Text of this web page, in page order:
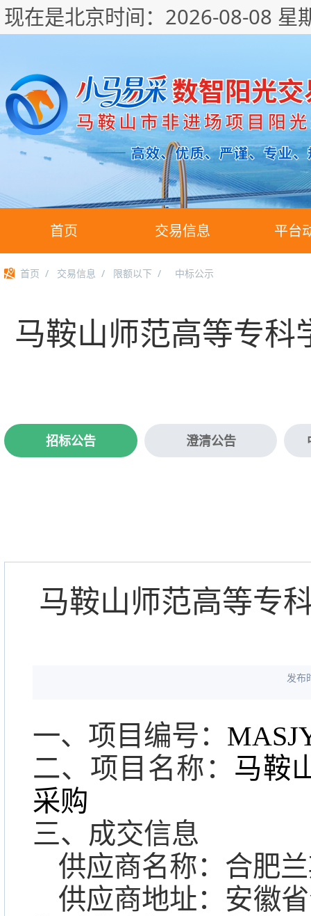
现在是北京时间： 2026-08-08 星
首页 交易信息 平台
首页 / 交易信息 / 限额以下 / 中标公示
马鞍山师范高等专
招标公告 澄清公告
马鞍山师范高等专
发布
一、项目编号：
二、项目名称： 马鞍
采购
三、成交信息
供应商名称：合肥
供应商地址：安徽